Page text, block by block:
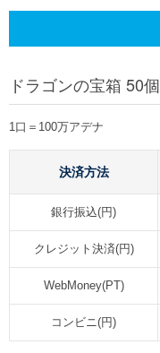
ドラゴンの宝箱 50個
1口＝100万アデナ
決済方法
銀行振込(円)
クレジット決済(円)
WebMoney(PT)
コンビニ(円)